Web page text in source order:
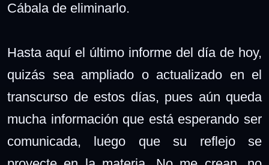
Cábala de eliminarlo.
Hasta aquí el último informe del día de hoy,
quizás sea ampliado o actualizado en el
transcurso de estos días, pues aún queda
mucha información que está esperando ser
comunicada, luego que su reflejo se